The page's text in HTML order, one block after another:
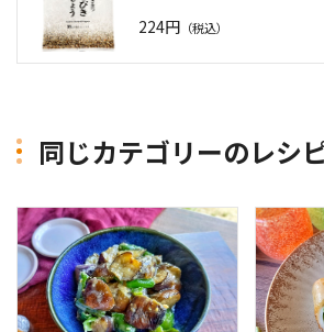
224円 （税込）
同じカテゴリーのレシ